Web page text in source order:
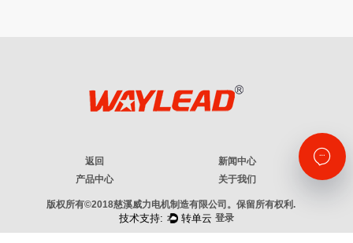
返回
新闻中心
产品中心
关于我们
版权所有©2018慈溪威力电机制造有限公司。保留所有权利.
登录